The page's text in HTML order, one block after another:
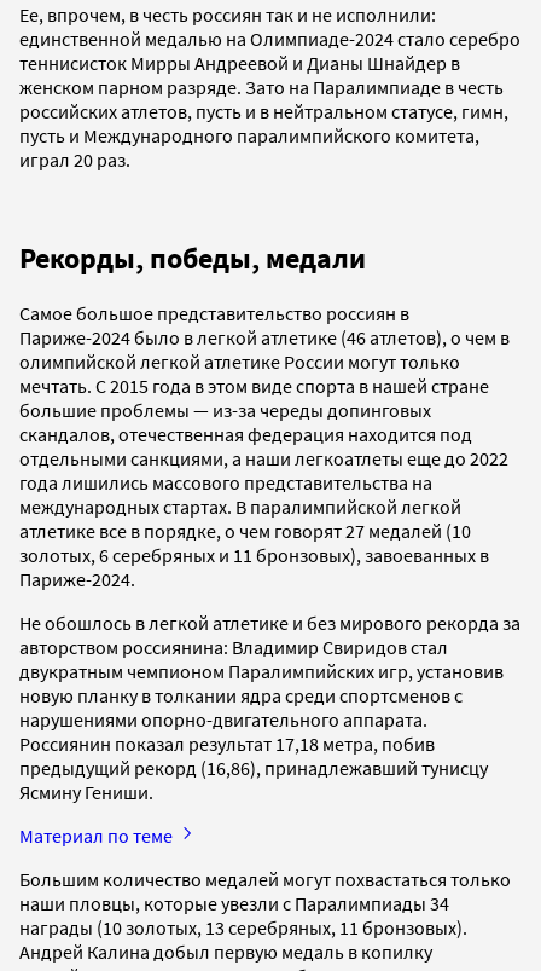
Ее, впрочем, в честь россиян так и не исполнили:
единственной медалью на Олимпиаде-2024 стало серебро
теннисисток Мирры Андреевой и Дианы Шнайдер в
женском парном разряде. Зато на Паралимпиаде в честь
российских атлетов, пусть и в нейтральном статусе, гимн,
пусть и Международного паралимпийского комитета,
играл 20 раз.
Рекорды, победы, медали
Самое большое представительство россиян в
Париже-2024 было в легкой атлетике (46 атлетов), о чем в
олимпийской легкой атлетике России могут только
мечтать. С 2015 года в этом виде спорта в нашей стране
большие проблемы — из-за череды допинговых
скандалов, отечественная федерация находится под
отдельными санкциями, а наши легкоатлеты еще до 2022
года лишились массового представительства на
международных стартах. В паралимпийской легкой
атлетике все в порядке, о чем говорят 27 медалей (10
золотых, 6 серебряных и 11 бронзовых), завоеванных в
Париже-2024.
Не обошлось в легкой атлетике и без мирового рекорда за
авторством россиянина: Владимир Свиридов стал
двукратным чемпионом Паралимпийских игр, установив
новую планку в толкании ядра среди спортсменов с
нарушениями опорно-двигательного аппарата.
Россиянин показал результат 17,18 метра, побив
предыдущий рекорд (16,86), принадлежавший тунисцу
Ясмину Гениши.
Материал по теме
Большим количество медалей могут похвастаться только
наши пловцы, которые увезли с Паралимпиады 34
награды (10 золотых, 13 серебряных, 11 бронзовых).
Андрей Калина добыл первую медаль в копилку